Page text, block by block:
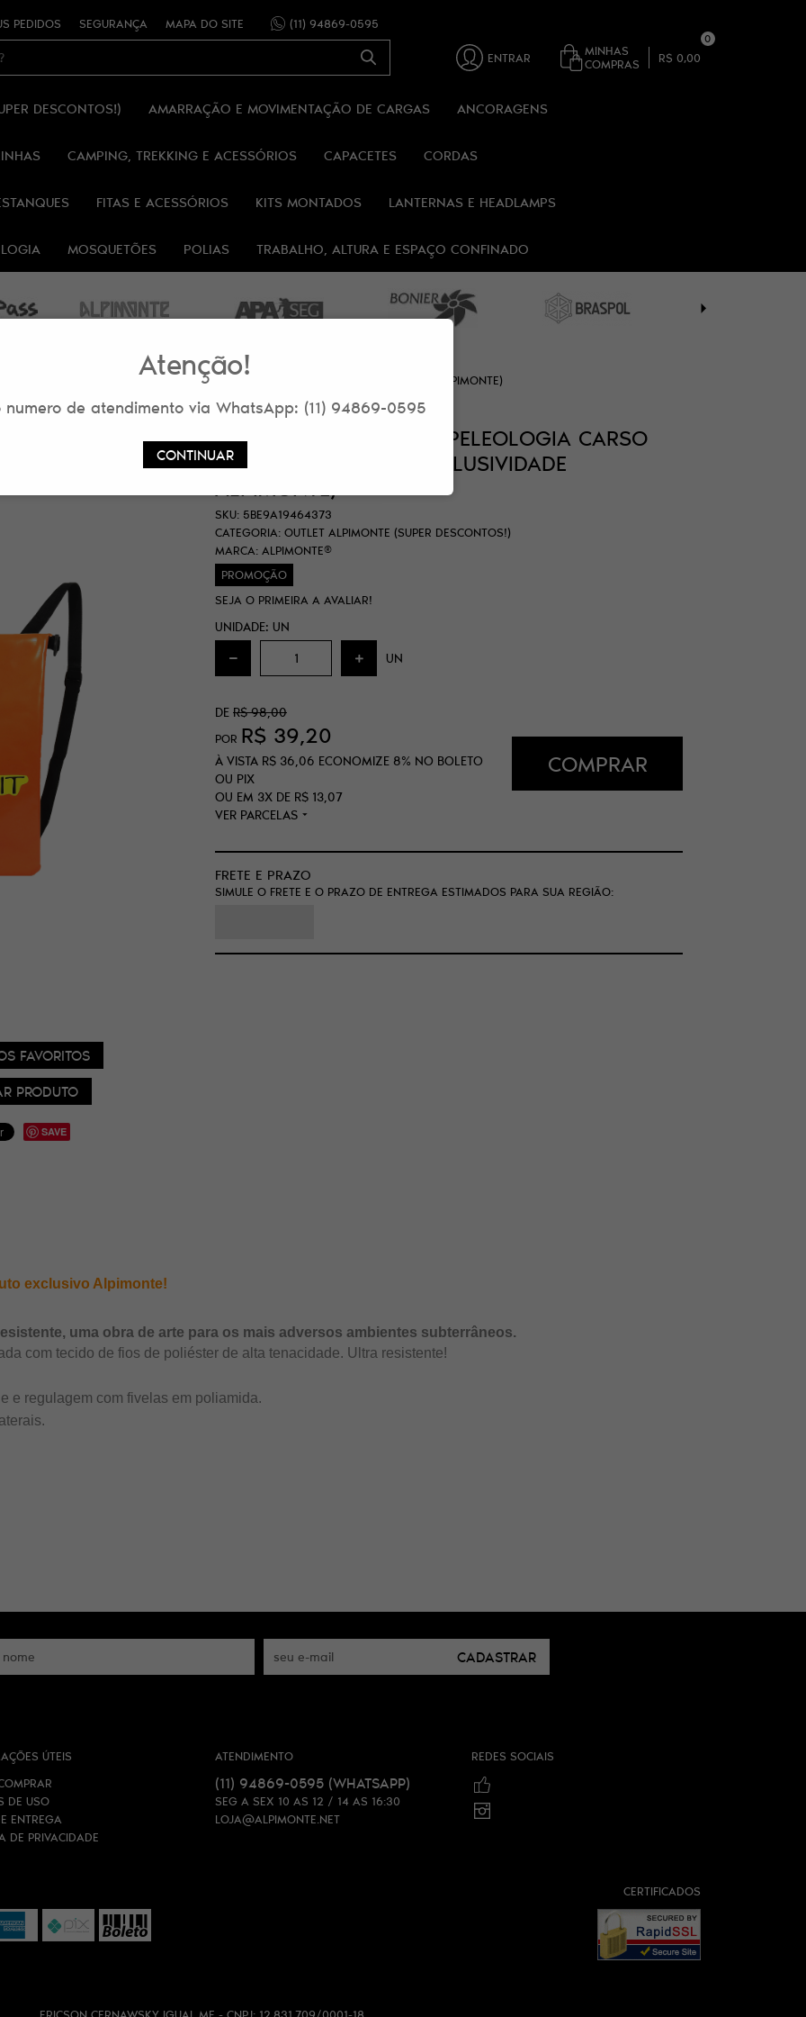
PEDIDOS SEGURANÇA MAPA DO SITE (11) 94869-0595
ENTRAR
MINHAS
COMPRAS
0
R$ 0,00
DESCONTOS!) AMARRAÇÃO E MOVIMENTAÇÃO DE CARGAS ANCORAGENS
CAMPING, TREKKING E ACESSÓRIOS CAPACETES CORDAS
FITAS E ACESSÓRIOS KITS MONTADOS LANTERNAS E HEADLAMPS
MOSQUETÕES POLIAS TRABALHO, ALTURA E ESPAÇO CONFINADO
MOCHILA ENVELOPE ESPELEOLOGIA CARSO PARA HIDRATADOR (EXCLUSIVIDADE ALPIMONTE)
FAVORITOS
PRODUTO
SAVE
MOCHILA ENVELOPE ESPELEOLOGIA CARSO
PARA HIDRATADOR (EXCLUSIVIDADE
ALPIMONTE)
SKU: 5BE9A19464373
CATEGORIA: OUTLET ALPIMONTE (SUPER DESCONTOS!)
MARCA: ALPIMONTE®
PROMOÇÃO
SEJA O PRIMEIRA A AVALIAR!
UNIDADE: UN
UN
DE R$ 98,00
POR R$ 39,20
À VISTA R$ 36,06 ECONOMIZE 8% NO BOLETO
OU PIX
OU EM 3X DE R$ 13,07
VER PARCELAS
COMPRAR
FRETE E PRAZO
SIMULE O FRETE E O PRAZO DE ENTREGA ESTIMADOS PARA SUA REGIÃO:
exclusivo Alpimonte!
uma obra de arte para os mais adversos ambientes subterrâneos.
com tecido de fios de poliéster de alta tenacidade. Ultra resistente!
e regulagem com fivelas em poliamida.
CADASTRAR
ÚTEIS
DE USO
ENTREGA
DE PRIVACIDADE
ATENDIMENTO
(11) 94869-0595 (WHATSAPP)
SEG A SEX 10 AS 12 / 14 AS 16:30
LOJA@ALPIMONTE.NET
REDES SOCIAIS
CERTIFICADOS
Atenção!
numero de atendimento via WhatsApp: (11) 94869-0595
CONTINUAR